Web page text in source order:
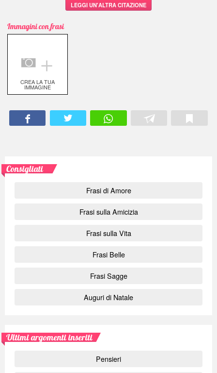
LEGGI UN'ALTRA CITAZIONE
Immagini con frasi
＋
CREA LA TUA
IMMAGINE
Consigliati
Frasi di Amore
Frasi sulla Amicizia
Frasi sulla Vita
Frasi Belle
Frasi Sagge
Auguri di Natale
Ultimi argomenti inseriti
Pensieri